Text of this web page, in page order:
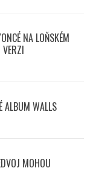
NA LOŇSKÉM
ALBUM WALLS
MOHOU